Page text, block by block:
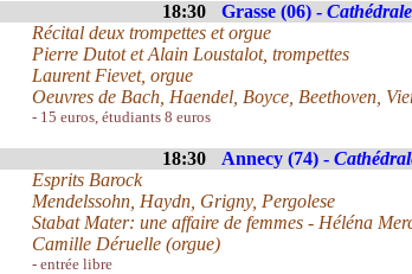
18:30 Grasse (06) - Cathédrale
Récital deux trompettes et orgue
Pierre Dutot et Alain Loustalot, trompettes
Laurent Fievet, orgue
Oeuvres de Bach, Haendel, Boyce, Beethoven,
- 15 euros, étudiants 8 euros
18:30 Annecy (74) -
Esprits Barock
Mendelssohn, Haydn, Grigny, Pergolese
Stabat Mater: une affaire de femmes - Héléna
Camille Déruelle (orgue)
- entrée libre